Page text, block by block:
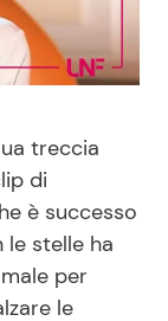
e Veloci
treccia
di
è successo
le stelle ha
per
le